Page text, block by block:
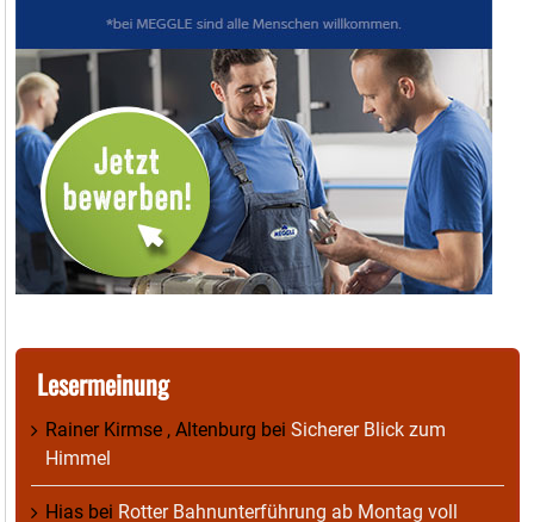
Lesermeinung
Rainer Kirmse , Altenburg bei Sicherer Blick zum
Himmel
Hias bei Rotter Bahnunterführung ab Montag voll